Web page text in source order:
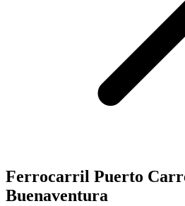
Ferrocarril Puerto
Buenaventura